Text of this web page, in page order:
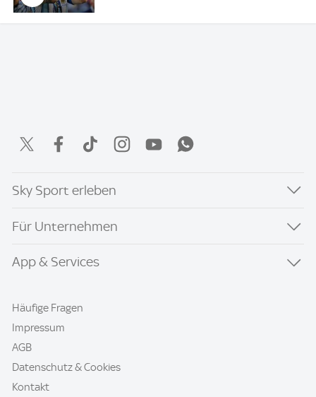
Sky Sport erleben
Für Unternehmen
App & Services
Häufige Fragen
Impressum
AGB
Datenschutz & Cookies
Kontakt